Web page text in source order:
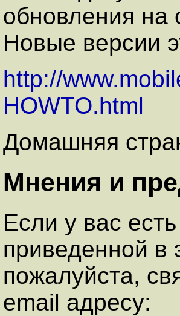
обновления на
Новые версии
http://
HOWTO.html
Домашняя
Мнения и
Если у вас
приведенной в
пожалуйста,
email адресу: